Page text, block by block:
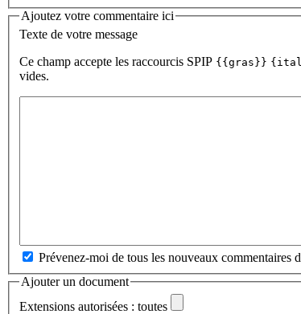
Ajoutez votre commentaire ici
Texte de votre message
Ce champ accepte les raccourcis SPIP {{gras}}
vides.
Prévenez-moi de tous les nouveaux commentaires
Ajouter un document
Extensions autorisées : toutes